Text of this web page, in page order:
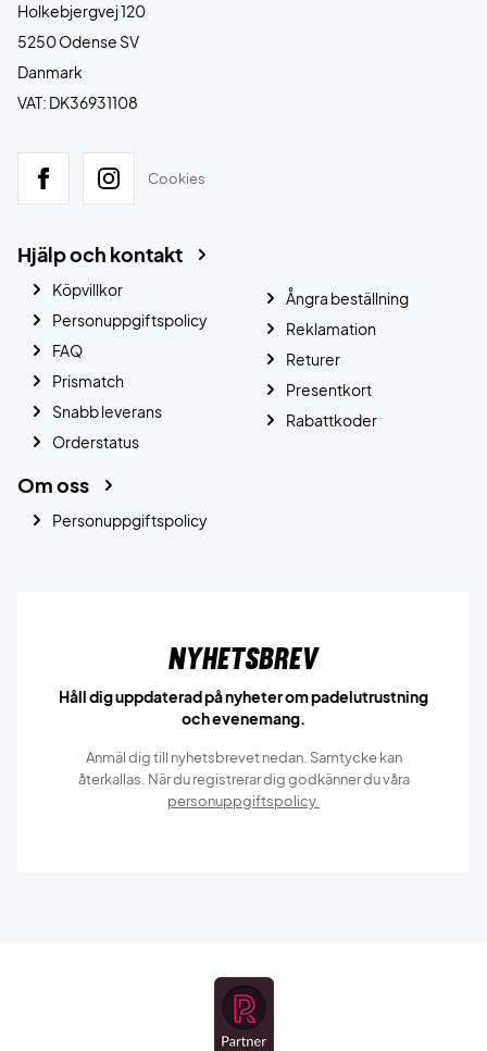
Holkebjergvej 120
5250 Odense SV
Danmark
VAT: DK36931108
Cookies
Hjälp och kontakt
Köpvillkor
Personuppgiftspolicy
FAQ
Prismatch
Snabb leverans
Orderstatus
Ångra beställning
Reklamation
Returer
Presentkort
Rabattkoder
Om oss
Personuppgiftspolicy
Nyhetsbrev
Håll dig uppdaterad på nyheter om padelutrustning
och evenemang.
Anmäl dig till nyhetsbrevet nedan. Samtycke kan
återkallas. När du registrerar dig godkänner du våra
personuppgiftspolicy.